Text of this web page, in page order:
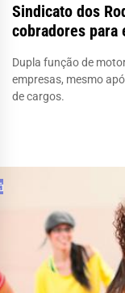
Sindicato dos
cobradores para
Dupla função de
empresas, mesmo
de cargos.